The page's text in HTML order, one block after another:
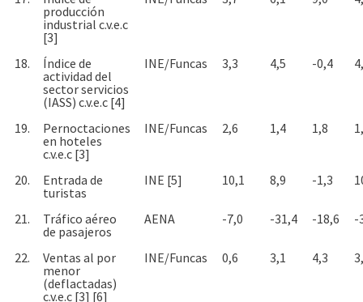
producción
industrial c.v.e.c
[3]
18.
Índice de
actividad del
sector servicios
(IASS) c.v.e.c [4]
INE/Funcas 3,3 4,5 -0,4
19.
Pernoctaciones
en hoteles
c.v.e.c [3]
INE/Funcas 2,6 1,4 1,8
20.
Entrada de
turistas
INE [5] 10,1 8,9 -1,3
21.
Tráfico aéreo
de pasajeros
AENA -7,0 -31,4 -18,6 -
22.
Ventas al por
menor
(deflactadas)
c.v.e.c [3] [6]
INE/Funcas 0,6 3,1 4,3